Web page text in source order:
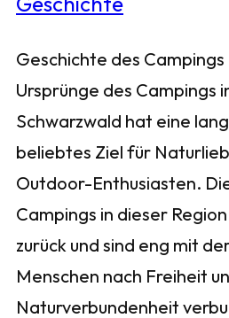
Geschichte des
Ursprünge des Campings
Schwarzwald hat eine
beliebtes Ziel für
Outdoor-Enthusiasten.
Campings in dieser
zurück und sind eng mit
Menschen nach Freiheit
Naturverbundenheit